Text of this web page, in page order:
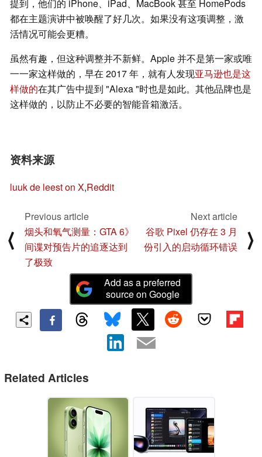
提到，他们的 iPhone、iPad、MacBook 甚至 HomePods
都在主题演讲中被唤醒了好几次。如果没有这项调整，激
活情况可能会更糟。
虽然有趣，但这种调整并不新鲜。Apple 并不是第一家或唯
一一家这样做的，早在 2017 年，就有人发现亚马逊也是这
样做的在其广告中提到 "Alexa "时也是如此。其他品牌也是
这样做的，以防止不必要的智能音箱激活。
资料来源
luuk de leest on X,Reddit
⟨
Previous article
烟头和氧气测量：GTA 6》
间谍对预告片的追逐达到
了极致
Next article
谷歌 Pixel 仍存在 3 月
份引入的启动循环错误
⟩
Add as a preferred
source on Google
Related Articles